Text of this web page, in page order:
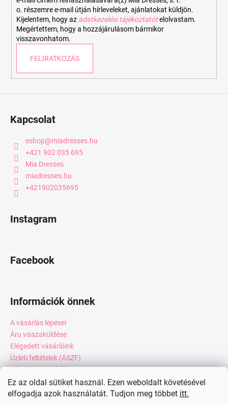
Ez az oldal sütiket használ. Ezen weboldalt követésével
elfogadja azok használatát. Tudjon meg többet itt.
o. részemre e-mail útján hírleveleket, ajánlatokat küldjön.
Kijelentem, hogy az adatkezelési tájékoztatót elolvastam.
Megértettem, hogy a hozzájárulásom bármikor
visszavonhatom.
FELIRATKOZÁS
Kapcsolat
eshop@miadresses.hu
+421 902 035 695
Mia Dresses
miadresses.hu
+421902035695
Instagram
Facebook
Információk önnek
A vásárlás lépései
Áru visszaküldése
Elégedett vásárlóink
Üzleti feltételek (ÁSZF)
Adatkezelési tájékoztató
Webáruház értékelése
Kapcsolat